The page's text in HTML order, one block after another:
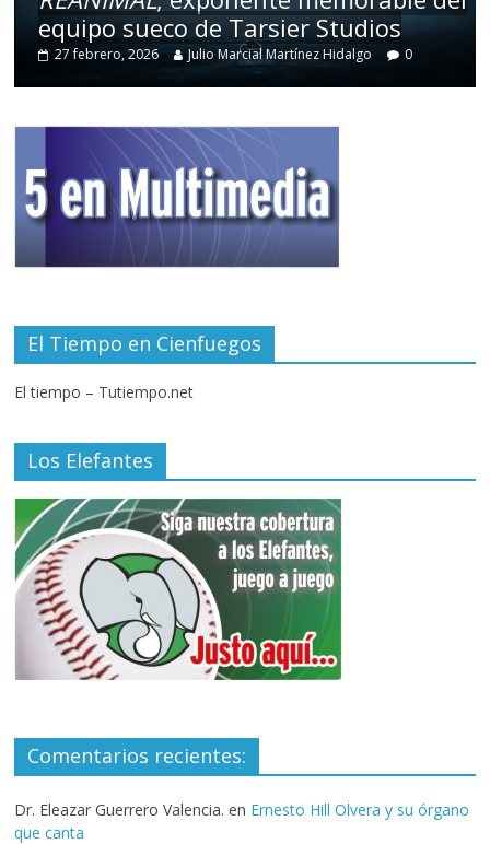
equipo sueco de Tarsier Studios
27 febrero, 2026 Julio Marcial Martínez Hidalgo 0
El Tiempo en Cienfuegos
El tiempo – Tutiempo.net
Los Elefantes
Comentarios recientes:
Dr. Eleazar Guerrero Valencia. en Ernesto Hill Olvera y su órgano
que canta